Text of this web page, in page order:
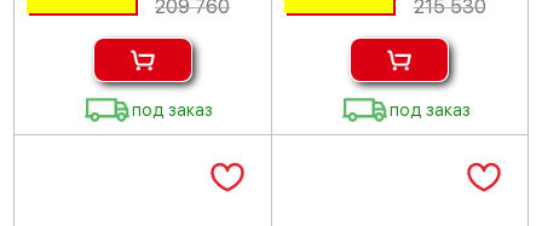
209 760
под заказ
215 530
под заказ